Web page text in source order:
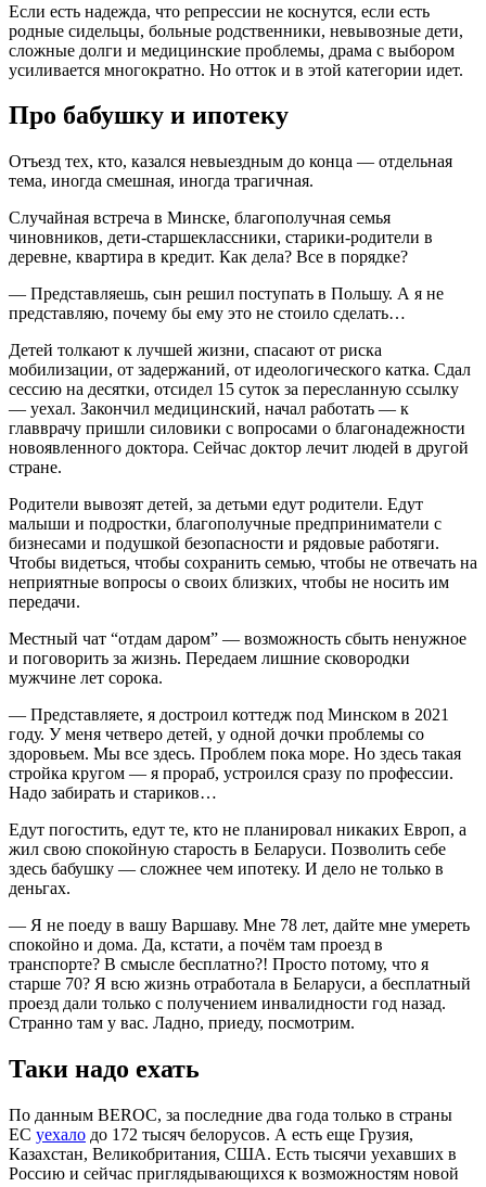
Если есть надежда, что репрессии не коснутся, если есть
родные сидельцы, больные родственники, невывозные дети,
сложные долги и медицинские проблемы, драма с выбором
усиливается многократно. Но отток и в этой категории идет.
Про бабушку и ипотеку
Отъезд тех, кто, казался невыездным до конца — отдельная
тема, иногда смешная, иногда трагичная.
Случайная встреча в Минске, благополучная семья
чиновников, дети-старшеклассники, старики-родители в
деревне, квартира в кредит. Как дела? Все в порядке?
— Представляешь, сын решил поступать в Польшу. А я не
представляю, почему бы ему это не стоило сделать…
Детей толкают к лучшей жизни, спасают от риска
мобилизации, от задержаний, от идеологического катка. Сдал
сессию на десятки, отсидел 15 суток за пересланную ссылку
— уехал. Закончил медицинский, начал работать — к
главврачу пришли силовики с вопросами о благонадежности
новоявленного доктора. Сейчас доктор лечит людей в другой
стране.
Родители вывозят детей, за детьми едут родители. Едут
малыши и подростки, благополучные предприниматели с
бизнесами и подушкой безопасности и рядовые работяги.
Чтобы видеться, чтобы сохранить семью, чтобы не отвечать на
неприятные вопросы о своих близких, чтобы не носить им
передачи.
Местный чат “отдам даром” — возможность сбыть ненужное
и поговорить за жизнь. Передаем лишние сковородки
мужчине лет сорока.
— Представляете, я достроил коттедж под Минском в 2021
году. У меня четверо детей, у одной дочки проблемы со
здоровьем. Мы все здесь. Проблем пока море. Но здесь такая
стройка кругом — я прораб, устроился сразу по профессии.
Надо забирать и стариков…
Едут погостить, едут те, кто не планировал никаких Европ, а
жил свою спокойную старость в Беларуси. Позволить себе
здесь бабушку — сложнее чем ипотеку. И дело не только в
деньгах.
— Я не поеду в вашу Варшаву. Мне 78 лет, дайте мне умереть
спокойно и дома. Да, кстати, а почём там проезд в
транспорте? В смысле бесплатно?! Просто потому, что я
старше 70? Я всю жизнь отработала в Беларуси, а бесплатный
проезд дали только с получением инвалидности год назад.
Странно там у вас. Ладно, приеду, посмотрим.
Таки надо ехать
По данным BEROC, за последние два года только в страны
ЕС уехало до 172 тысяч белорусов. А есть еще Грузия,
Казахстан, Великобритания, США. Есть тысячи уехавших в
Россию и сейчас приглядывающихся к возможностям новой